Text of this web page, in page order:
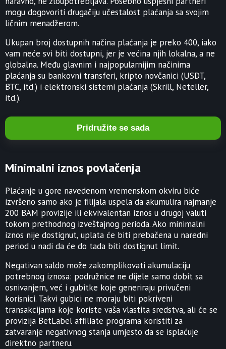
mogu dogovoriti drugačiju učestalost plaćanja sa svojim
ličnim menadžerom.
Ukupan broj dostupnih načina plaćanja je preko 400, iako
vam neće svi biti dostupni, jer je većina njih lokalna, a ne
globalna. Među glavnim i najpopularnijim načinima
plaćanja su bankovni transferi, kripto novčanici (USDT,
BTC, itd.) i elektronski sistemi plaćanja (Skrill, Neteller,
itd.).
Pridružite se sada
Minimalni iznos povlačenja
Plaćanje u gore navedenom vremenskom okviru biće
izvršeno samo ako je filijala uspela da akumulira najmanje
200 BAM provizije ili ekvivalentan iznos u drugoj valuti
tokom prethodnog izveštajnog perioda. Ako minimalni
iznos nije dostignut, uplata će biti prebačena u naredni
period u nadi da će do tada biti dostignut limit.
Negativan saldo može zakomplikovati akumulaciju
potrebnog iznosa: podružnice ne dijele samo dobit sa
osnivanjem, već i gubitke koje generiraju privučeni
korisnici. Takvi gubici ne moraju biti pokriveni
transakcijama koje koriste vaša vlastita sredstva, ali će se
provizija BetLabel affiliate programa koristiti za
zatvaranje negativnog stanja umjesto da se isplaćuje
direktno partneru.